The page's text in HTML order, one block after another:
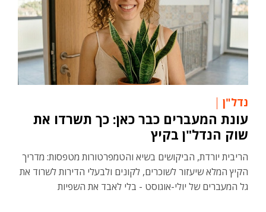
נדל"ן
עונת המעברים כבר כאן: כך תשרדו את
שוק הנדל"ן בקיץ
הריבית יורדת, הביקושים בשיא והטמפרטורות מטפסות: מדריך
הקיץ המלא שיעזור לשוכרים, לקונים ולבעלי הדירות לשרוד את
גל המעברים של יולי-אוגוסט - בלי לאבד את השפיות